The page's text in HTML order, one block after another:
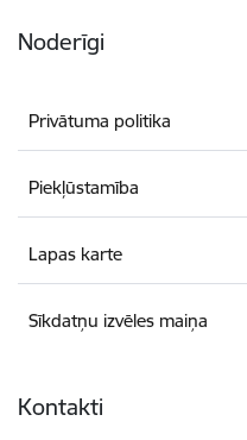
Noderīgi
Privātuma politika
Piekļūstamība
Lapas karte
Sīkdatņu izvēles maiņa
Kontakti